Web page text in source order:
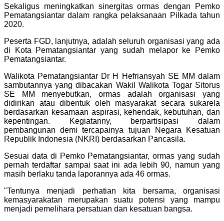
Sekaligus meningkatkan sinergitas ormas dengan Pemko
Pematangsiantar dalam rangka pelaksanaan Pilkada tahun
2020.
Peserta FGD, lanjutnya, adalah seluruh organisasi yang ada
di Kota Pematangsiantar yang sudah melapor ke Pemko
Pematangsiantar.
Walikota Pematangsiantar Dr H Hefriansyah SE MM dalam
sambutannya yang dibacakan Wakil Walikota Togar Sitorus
SE MM menyebutkan, ormas adalah organisasi yang
didirikan atau dibentuk oleh masyarakat secara sukarela
berdasarkan kesamaan aspirasi, kehendak, kebutuhan, dan
kepentingan. Kegiatanny, berpartisipasi dalam
pembangunan demi tercapainya tujuan Negara Kesatuan
Republik Indonesia (NKRI) berdasarkan Pancasila.
Sesuai data di Pemko Pematangsiantar, ormas yang sudah
pernah terdaftar sampai saat ini ada lebih 90, namun yang
masih berlaku tanda laporannya ada 46 ormas.
"Tentunya menjadi perhatian kita bersama, organisasi
kemasyarakatan merupakan suatu potensi yang mampu
menjadi pemelihara persatuan dan kesatuan bangsa.